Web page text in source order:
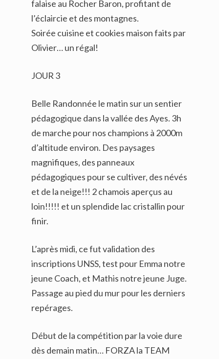
falaise au Rocher Baron, profitant de
l’éclaircie et des montagnes.
Soirée cuisine et cookies maison faits par
Olivier… un régal!
JOUR 3
Belle Randonnée le matin sur un sentier
pédagogique dans la vallée des Ayes. 3h
de marche pour nos champions à 2000m
d’altitude environ. Des paysages
magnifiques, des panneaux
pédagogiques pour se cultiver, des névés
et de la neige!!! 2 chamois aperçus au
loin!!!!! et un splendide lac cristallin pour
finir.
L’après midi, ce fut validation des
inscriptions UNSS, test pour Emma notre
jeune Coach, et Mathis notre jeune Juge.
Passage au pied du mur pour les derniers
repérages.
Début de la compétition par la voie dure
dès demain matin… FORZA la TEAM